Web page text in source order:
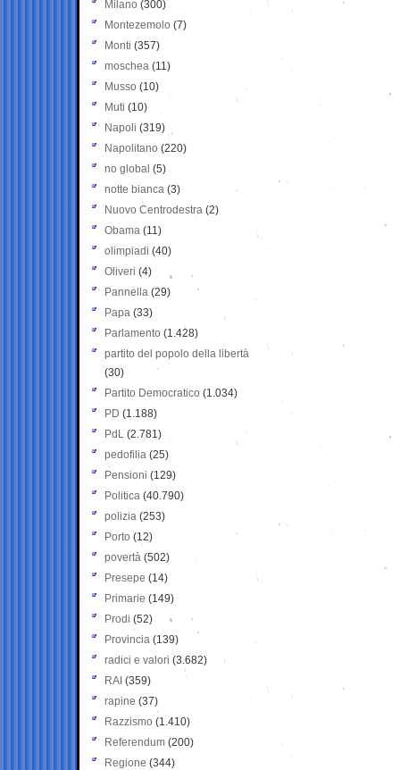
Milano (300)
Montezemolo (7)
Monti (357)
moschea (11)
Musso (10)
Muti (10)
Napoli (319)
Napolitano (220)
no global (5)
notte bianca (3)
Nuovo Centrodestra (2)
Obama (11)
olimpiadi (40)
Oliveri (4)
Pannella (29)
Papa (33)
Parlamento (1.428)
partito del popolo della libertà
(30)
Partito Democratico (1.034)
PD (1.188)
PdL (2.781)
pedofilia (25)
Pensioni (129)
Politica (40.790)
polizia (253)
Porto (12)
povertà (502)
Presepe (14)
Primarie (149)
Prodi (52)
Provincia (139)
radici e valori (3.682)
RAI (359)
rapine (37)
Razzismo (1.410)
Referendum (200)
Regione (344)